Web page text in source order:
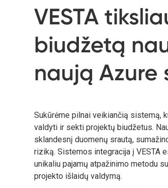
VESTA
biudžetą
naują Azure
Sukūrėme pilnai veikiančią sistemą,
valdyti ir sekti projektų biudžetus.
sklandesnį duomenų srautą,
riziką. Sistemos integracija į VESTA
unikaliu pajamų atpažinimo metodu
projekto išlaidų valdymą.